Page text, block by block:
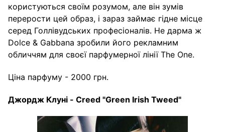
користуються своїм розумом, але він зумів
перерости цей образ, і зараз займає гідне місце
серед Голлівудських професіоналів. Не дарма ж
Dolce & Gabbana зробили його рекламним
обличчям для своєї парфумерної лінії The One.
Ціна парфуму - 2000 грн.
Джордж Клуні - Creed "Green Irish Tweed"